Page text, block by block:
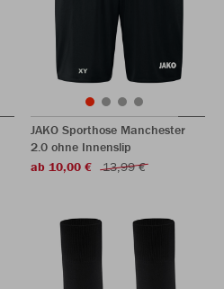
JAKO Sporthose Manchester
2.0 ohne Innenslip
ab 10,00 €
13,99 €